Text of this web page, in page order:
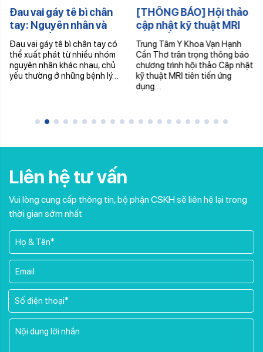
Đau vai gáy tê bì chân
tay: Nguyên nhân và
Cách điều trị
Đau vai gáy tê bì chân tay có
thể xuất phát từ nhiều nhóm
nguyên nhân khác nhau, chủ
yếu thường ở những bệnh lý…
[THÔNG BÁO] Hội thảo
cập nhật kỹ thuật MRI
tiên tiến ứng dụng trong
chẩn đoán
Trung Tâm Y Khoa Vạn Hạnh
Cần Thơ trân trọng thông báo
chương trình hội thảo Cập nhật
kỹ thuật MRI tiên tiến ứng
dụng…
Liên hệ tư vấn
Vui lòng cung cấp thông tin, bộ phận CSKH sẽ liên hệ lại trong
thời gian sớm nhất